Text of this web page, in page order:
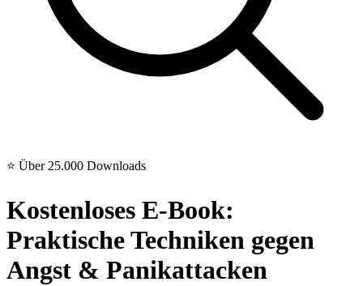
⭐ Über 25.000 Downloads
Kostenloses E-Book:
Praktische Techniken gegen
Angst & Panikattacken